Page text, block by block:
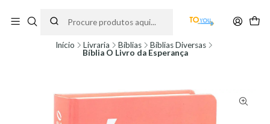
partir do dia 11 de Agosto, às 10H.
Início Livraria Bíblias
Bíblias Diversas
Bíblia O Livro da Esperança